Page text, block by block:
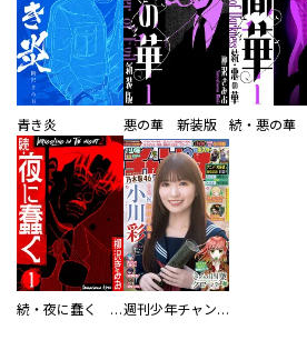
青き炎 悪の華 新装版
続・夜に蠢く 新装版 週刊少年チャンピオン